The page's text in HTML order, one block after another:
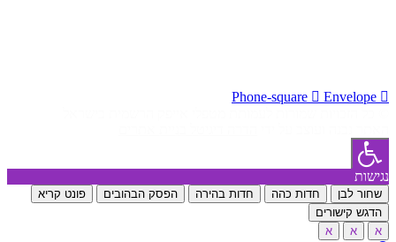
Phone-square
Envelope
נגישות
שחור לבן חדות כהה חדות בהירה הפסק הבהובים
פונט קריא
הדגש קישורים
א
א א